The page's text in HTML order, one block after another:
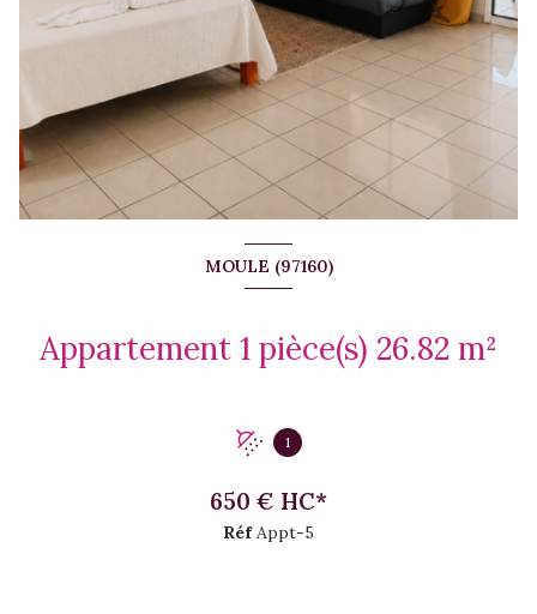
MOULE (97160)
Appartement 1 pièce(s) 26.82 m²
1
650 € HC*
RéfAppt-5